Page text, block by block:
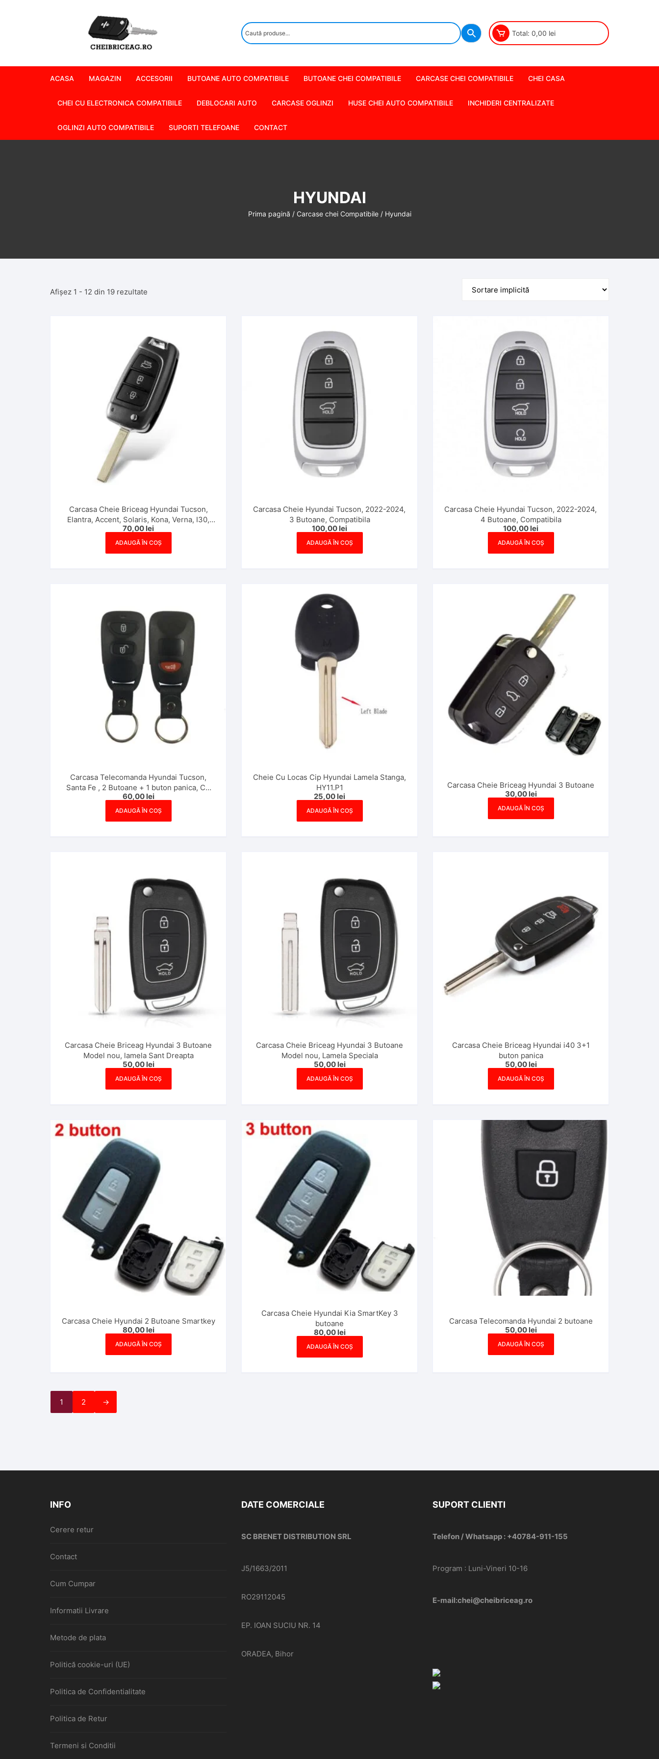
Total: 0,00 lei
ACASA MAGAZIN ACCESORII BUTOANE AUTO COMPATIBILE BUTOANE CHEI COMPATIBILE CARCASE CHEI COMPATIBILE CHEI CASA
CHEI CU ELECTRONICA COMPATIBILE DEBLOCARI AUTO CARCASE OGLINZI HUSE CHEI AUTO COMPATIBILE INCHIDERI CENTRALIZATE
OGLINZI AUTO COMPATIBILE SUPORTI TELEFOANE CONTACT
HYUNDAI
Prima pagină / Carcase chei Compatibile/ Hyundai
Afișez 1 - 12 din 19 rezultate
Carcasa Cheie Briceag Hyundai Tucson,
Elantra, Accent, Solaris, Kona, Verna, I30,
2017+, 3 Butoane
70,00 lei
ADAUGĂ ÎN COȘ
Carcasa Cheie Hyundai Tucson, 2022-2024,
3 Butoane, Compatibila
100,00 lei
ADAUGĂ ÎN COȘ
Carcasa Cheie Hyundai Tucson, 2022-2024,
4 Butoane, Compatibila
100,00 lei
ADAUGĂ ÎN COȘ
Carcasa Telecomanda Hyundai Tucson,
Santa Fe , 2 Butoane + 1 buton panica, CU
Suport Baterie pe carcasa
60,00 lei
ADAUGĂ ÎN COȘ
Cheie Cu Locas Cip Hyundai Lamela Stanga,
HY11.P1
25,00 lei
ADAUGĂ ÎN COȘ
Carcasa Cheie Briceag Hyundai 3 Butoane
30,00 lei
ADAUGĂ ÎN COȘ
Carcasa Cheie Briceag Hyundai 3 Butoane
Model nou, lamela Sant Dreapta
50,00 lei
ADAUGĂ ÎN COȘ
Carcasa Cheie Briceag Hyundai 3 Butoane
Model nou, Lamela Speciala
50,00 lei
ADAUGĂ ÎN COȘ
Carcasa Cheie Briceag Hyundai i40 3+1
buton panica
50,00 lei
ADAUGĂ ÎN COȘ
Carcasa Cheie Hyundai 2 Butoane Smartkey
80,00 lei
ADAUGĂ ÎN COȘ
Carcasa Cheie Hyundai Kia SmartKey 3
butoane
80,00 lei
ADAUGĂ ÎN COȘ
Carcasa Telecomanda Hyundai 2 butoane
50,00 lei
ADAUGĂ ÎN COȘ
1 2 →
INFO
Cerere retur
Contact
Cum Cumpar
Informatii Livrare
Metode de plata
Politică cookie-uri (UE)
Politica de Confidentialitate
Politica de Retur
Termeni si Conditii
DATE COMERCIALE
SC BRENET DISTRIBUTION SRL
J5/1663/2011
RO29112045
EP. IOAN SUCIU NR. 14
ORADEA, Bihor
SUPORT CLIENTI
Telefon / Whatsapp : +40784-911-155
Program : Luni-Vineri 10-16
E-mail:chei@cheibriceag.ro